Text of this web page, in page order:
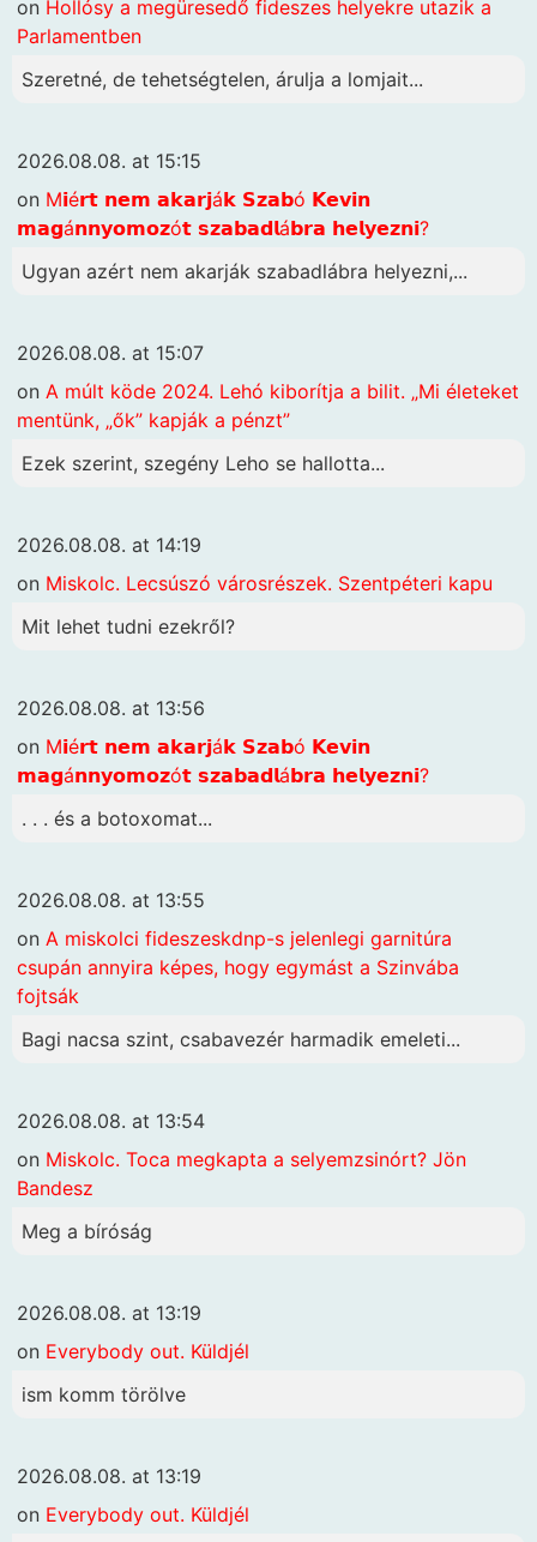
on Hollósy a megüresedő fideszes helyekre utazik a
Parlamentben
Szeretné, de tehetségtelen, árulja a lomjait...
2026.08.08. at 15:15
on M𝗶é𝗿𝘁 𝗻𝗲𝗺 𝗮𝗸𝗮𝗿𝗷á𝗸 𝗦𝘇𝗮𝗯ó 𝗞𝗲𝘃𝗶𝗻
𝗺𝗮𝗴á𝗻𝗻𝘆𝗼𝗺𝗼𝘇ó𝘁 𝘀𝘇𝗮𝗯𝗮𝗱𝗹á𝗯𝗿𝗮 𝗵𝗲𝗹𝘆𝗲𝘇𝗻𝗶?
Ugyan azért nem akarják szabadlábra helyezni,...
2026.08.08. at 15:07
on A múlt köde 2024. Lehó kiborítja a bilit. „Mi életeket
mentünk, „ők” kapják a pénzt”
Ezek szerint, szegény Leho se hallotta...
2026.08.08. at 14:19
on Miskolc. Lecsúszó városrészek. Szentpéteri kapu
Mit lehet tudni ezekről?
2026.08.08. at 13:56
on M𝗶é𝗿𝘁 𝗻𝗲𝗺 𝗮𝗸𝗮𝗿𝗷á𝗸 𝗦𝘇𝗮𝗯ó 𝗞𝗲𝘃𝗶𝗻
𝗺𝗮𝗴á𝗻𝗻𝘆𝗼𝗺𝗼𝘇ó𝘁 𝘀𝘇𝗮𝗯𝗮𝗱𝗹á𝗯𝗿𝗮 𝗵𝗲𝗹𝘆𝗲𝘇𝗻𝗶?
. . . és a botoxomat...
2026.08.08. at 13:55
on A miskolci fideszeskdnp-s jelenlegi garnitúra
csupán annyira képes, hogy egymást a Szinvába
fojtsák
Bagi nacsa szint, csabavezér harmadik emeleti...
2026.08.08. at 13:54
on Miskolc. Toca megkapta a selyemzsinórt? Jön
Bandesz
Meg a bíróság
2026.08.08. at 13:19
on Everybody out. Küldjél
ism komm törölve
2026.08.08. at 13:19
on Everybody out. Küldjél